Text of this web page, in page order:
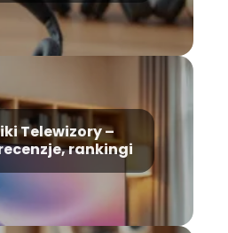
Telewizory –
rankingi